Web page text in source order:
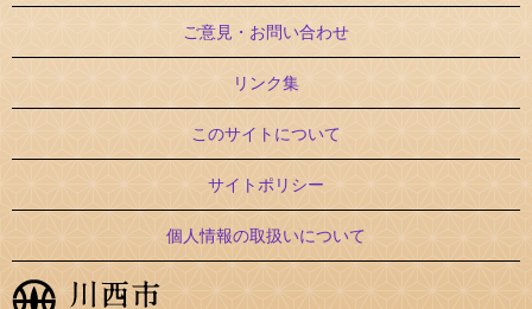
ご意見・お問い合わせ
リンク集
このサイトについて
サイトポリシー
個人情報の取扱いについて